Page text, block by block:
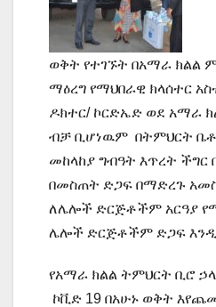
ወቅት የተገኙት በአማራ ክልል
ማዕረግ የማህበራዊ ክላሰተር
ዶክተር/ ኮርድኤድ ወደ አማራ
ብቻ ቢሆነዉም በትምህርት
መከላከያ ግብዓት እጥረት
በመስጠት ድጋፍ በማድረጉ
ለሌሎች ድርጅቶችም አርዓያ
ሌሎች ድርጅቶችም ድጋፍ
የአማራ ክልል ትምህርት ቢሮ
ኮቪድ 19 በአሁኑ ወቅት